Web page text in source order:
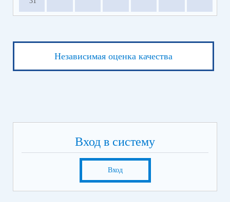
Независимая оценка качества
Вход в систему
Вход